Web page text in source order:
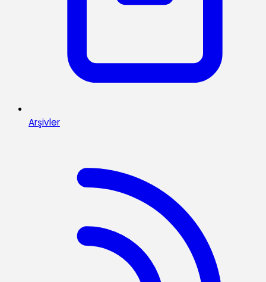
Arşivler